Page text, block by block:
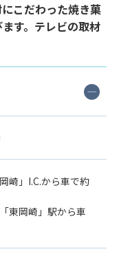
こだわった焼き菓
す。テレビの取材
崎」I.C.から車で約
東岡崎」駅から車